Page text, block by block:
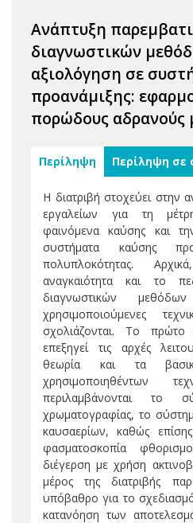
Ανάπτυξη
διαγνωστικών
αξιολόγηση σε
προανάμιξης:
πορώδους αδρανούς
Περίληψη Περίληψη σε
Η διατριβή στοχεύει στην
εργαλείων για τη
φαινόμενα καύσης και
συστήματα καύσης
πολυπλοκότητας.
αναγκαιότητα και το
διαγνωστικών
χρησιμοποιούμενες
σχολιάζονται. Το πρώτο
επεξηγεί τις αρχές
θεωρία και τα
χρησιμοποιηθέντων
περιλαμβάνονται το
χρωματογραφίας, το
καυσαερίων, καθώς
φασματοσκοπία
διέγερση με χρήση
μέρος της διατριβής
υπόβαθρο για το
κατανόηση των